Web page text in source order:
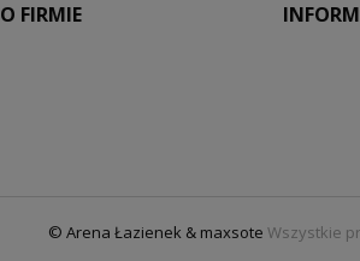
O FIRMIE
© Arena Łazienek & maxsote Wszystkie